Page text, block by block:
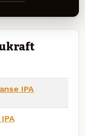
IPA